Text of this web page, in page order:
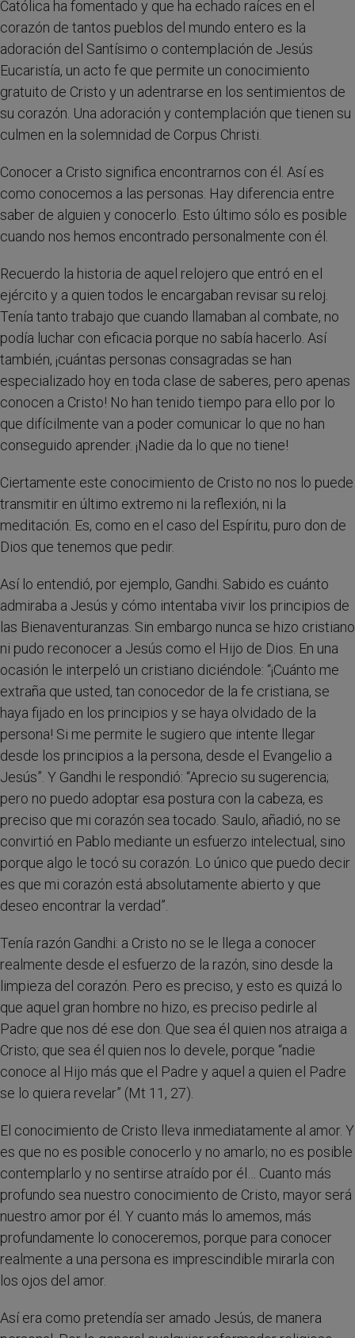
Católica ha fomentado y que ha echado raíces en el
corazón de tantos pueblos del mundo entero es la
adoración del Santísimo o contemplación de Jesús
Eucaristía, un acto fe que permite un conocimiento
gratuito de Cristo y un adentrarse en los sentimientos de
su corazón. Una adoración y contemplación que tienen su
culmen en la solemnidad de Corpus Christi.
Conocer a Cristo significa encontrarnos con él. Así es
como conocemos a las personas. Hay diferencia entre
saber de alguien y conocerlo. Esto último sólo es posible
cuando nos hemos encontrado personalmente con él.
Recuerdo la historia de aquel relojero que entró en el
ejército y a quien todos le encargaban revisar su reloj.
Tenía tanto trabajo que cuando llamaban al combate, no
podía luchar con eficacia porque no sabía hacerlo. Así
también, ¡cuántas personas consagradas se han
especializado hoy en toda clase de saberes, pero apenas
conocen a Cristo! No han tenido tiempo para ello por lo
que difícilmente van a poder comunicar lo que no han
conseguido aprender. ¡Nadie da lo que no tiene!
Ciertamente este conocimiento de Cristo no nos lo puede
transmitir en último extremo ni la reflexión, ni la
meditación. Es, como en el caso del Espíritu, puro don de
Dios que tenemos que pedir.
Así lo entendió, por ejemplo, Gandhi. Sabido es cuánto
admiraba a Jesús y cómo intentaba vivir los principios de
las Bienaventuranzas. Sin embargo nunca se hizo cristiano
ni pudo reconocer a Jesús como el Hijo de Dios. En una
ocasión le interpeló un cristiano diciéndole: “¡Cuánto me
extraña que usted, tan conocedor de la fe cristiana, se
haya fijado en los principios y se haya olvidado de la
persona! Si me permite le sugiero que intente llegar
desde los principios a la persona, desde el Evangelio a
Jesús”. Y Gandhi le respondió: “Aprecio su sugerencia;
pero no puedo adoptar esa postura con la cabeza, es
preciso que mi corazón sea tocado. Saulo, añadió, no se
convirtió en Pablo mediante un esfuerzo intelectual, sino
porque algo le tocó su corazón. Lo único que puedo decir
es que mi corazón está absolutamente abierto y que
deseo encontrar la verdad”.
Tenía razón Gandhi: a Cristo no se le llega a conocer
realmente desde el esfuerzo de la razón, sino desde la
limpieza del corazón. Pero es preciso, y esto es quizá lo
que aquel gran hombre no hizo, es preciso pedirle al
Padre que nos dé ese don. Que sea él quien nos atraiga a
Cristo; que sea él quien nos lo devele, porque “nadie
conoce al Hijo más que el Padre y aquel a quien el Padre
se lo quiera revelar” (Mt 11, 27).
El conocimiento de Cristo lleva inmediatamente al amor. Y
es que no es posible conocerlo y no amarlo; no es posible
contemplarlo y no sentirse atraído por él… Cuanto más
profundo sea nuestro conocimiento de Cristo, mayor será
nuestro amor por él. Y cuanto más lo amemos, más
profundamente lo conoceremos, porque para conocer
realmente a una persona es imprescindible mirarla con
los ojos del amor.
Así era como pretendía ser amado Jesús, de manera